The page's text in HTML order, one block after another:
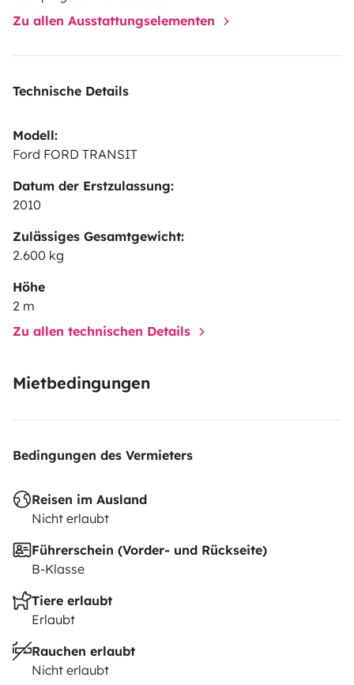
Batterie nomade
2 gilets de sauvetage
2 fourchettes
2 couteaux
2 cuillères
2 verres
Literie complète
Réchaud
Douche solaire
Prise allume-cigare (avec adaptateur Bluetooth)
Bidon d’eau 20L
Lampe
Sopalin
Balayette
Liquide vaisselle
Zu allen Ausstattungselementen
Technische Details
Modell:
Ford FORD TRANSIT
Datum der Erstzulassung:
2010
Zulässiges Gesamtgewicht:
2.600 kg
Höhe
2 m
Zu allen technischen Details
Mietbedingungen
Bedingungen des Vermieters
Reisen im Ausland
Nicht erlaubt
Führerschein (Vorder- und Rückseite)
B-Klasse
Tiere erlaubt
Erlaubt
Rauchen erlaubt
Nicht erlaubt